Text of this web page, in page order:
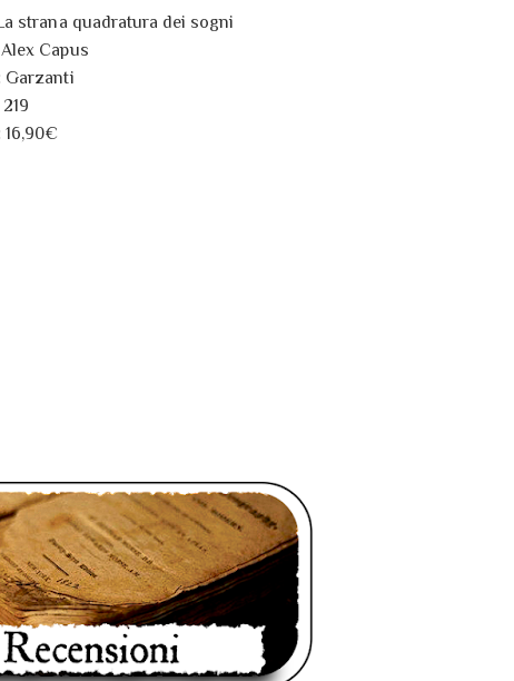
strana quadratura dei sogni
Alex Capus
Garzanti
219
16,90€